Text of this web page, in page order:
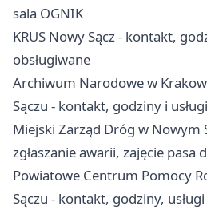
sala OGNIK
KRUS Nowy Sącz - kontakt,
obsługiwane
Archiwum Narodowe w
Sączu - kontakt, godziny i
Miejski Zarząd Dróg w Nowym
zgłaszanie awarii, zajęcie pasa
Powiatowe Centrum Pomocy
Sączu - kontakt, godziny, usługi